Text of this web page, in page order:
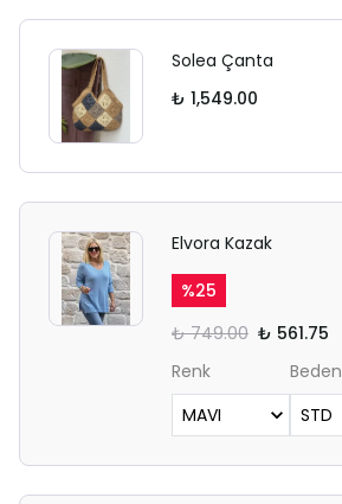
Solea Çanta
₺ 1,549.00
Elvora Kazak
%25
₺ 749.00 ₺ 561.75
Renk
Beden